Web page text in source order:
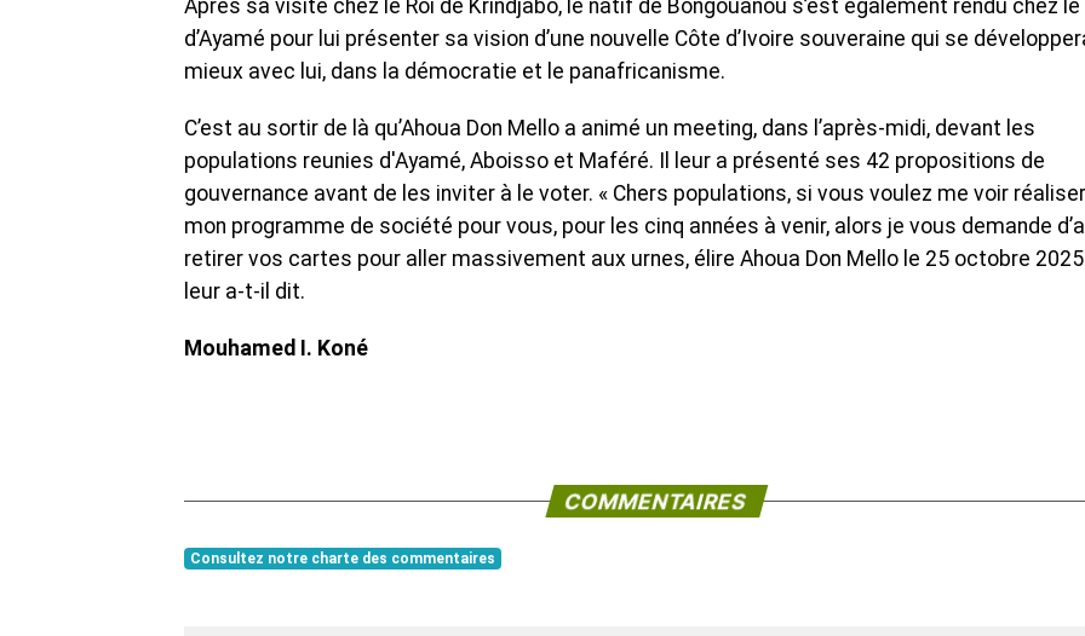
Après sa visite chez le Roi de Krindjabo, le natif de Bongouanou s’est également rendu chez le
d’Ayamé pour lui présenter sa vision d’une nouvelle Côte d’Ivoire souveraine qui se
mieux avec lui, dans la démocratie et le panafricanisme.
C’est au sortir de là qu’Ahoua Don Mello a animé un meeting, dans l’après-midi, devant les
populations reunies d'Ayamé, Aboisso et Maféré. Il leur a présenté ses 42 propositions de
gouvernance avant de les inviter à le voter. « Chers populations, si vous voulez me voir réaliser
mon programme de société pour vous, pour les cinq années à venir, alors je vous demande
retirer vos cartes pour aller massivement aux urnes, élire Ahoua Don Mello le 25 octobre 2025
leur a-t-il dit.
Mouhamed I. Koné
COMMENTAIRES
Consultez notre charte des commentaires